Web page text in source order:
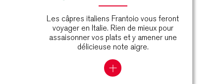
Les câpres italiens Frantoio vous feront
voyager en Italie. Rien de mieux pour
assaisonner vos plats et y amener une
délicieuse note aigre.